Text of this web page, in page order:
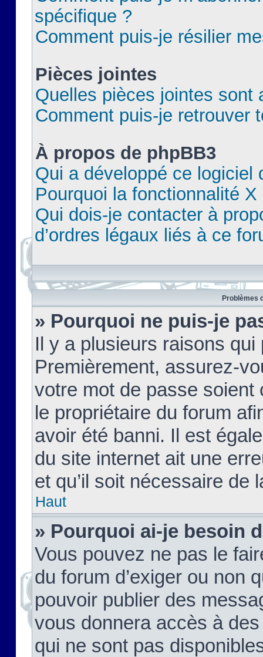
spécifique ?
Comment puis-je résilier
Pièces jointes
Quelles pièces jointes sont
Comment puis-je retrouver
À propos de phpBB3
Qui a développé ce logiciel
Pourquoi la fonctionnalité X
Qui dois-je contacter à
d’ordres légaux liés à ce
Problèmes
» Pourquoi ne puis-je
Il y a plusieurs raisons
Premièrement, assurez-
votre mot de passe soient
le propriétaire du forum
avoir été banni. Il est
du site internet ait une
et qu’il soit nécessaire de
Haut
» Pourquoi ai-je besoin
Vous pouvez ne pas le
du forum d’exiger ou non
pouvoir publier des
vous donnera accès à
qui ne sont pas